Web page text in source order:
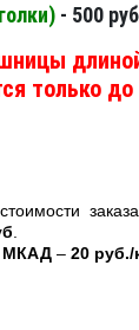
- 500
только
МКАД – 20 руб./